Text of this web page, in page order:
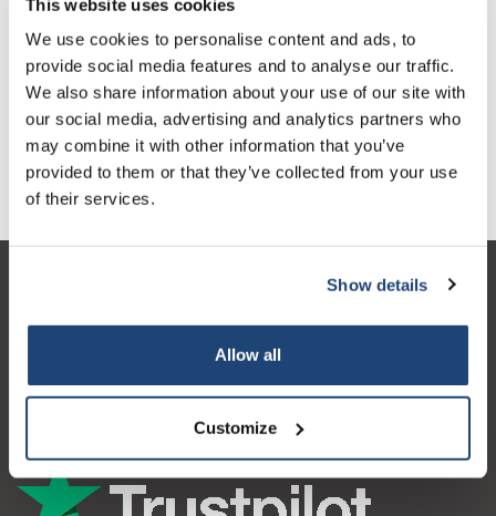
This website uses cookies
We use cookies to personalise content and ads, to
provide social media features and to analyse our traffic.
We also share information about your use of our site with
our social media, advertising and analytics partners who
may combine it with other information that you’ve
provided to them or that they’ve collected from your use
of their services.
Show details
Allow all
Customize
1 pieza
incluido
€135,24
IVA incluido
Añadir a la cesta
Información
Mi cuenta